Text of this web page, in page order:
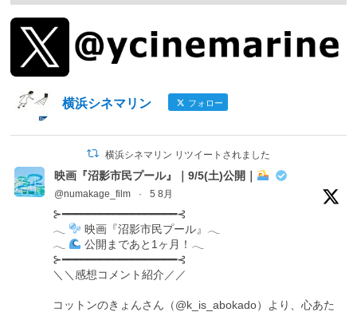
横浜シネマリン フォロー
横浜シネマリン リツイートされました
映画『沼影市民プール』｜9/5(土)公開｜
@numakage_film · 5 8月
⊱━━━━━━━━━━━━━━━━━━⊰
𓂃
映画『沼影市民プール』𓂃
𓂃
公開まであと1ヶ月！𓂃
⊱━━━━━━━━━━━━━━━━━━⊰
＼＼感想コメント紹介／／
コットンのきょんさん（@k_is_abokado）より、心あた